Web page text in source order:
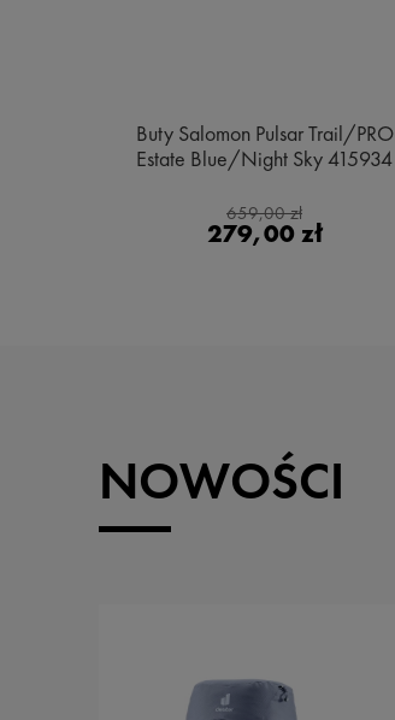
Buty Salomon Pulsar Trail/PRO
Estate Blue/Night Sky 415934
659,00 zł
279,00 zł
NOWOŚCI